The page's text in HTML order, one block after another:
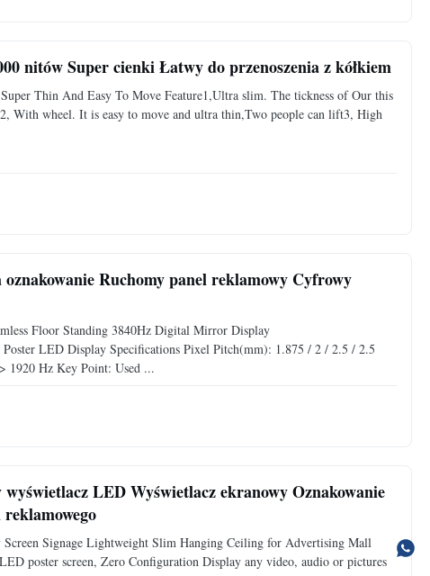
nitów Super cienki Łatwy do przenoszenia z kółkiem
Thin And Easy To Move Feature1,Ultra slim. The tickness of Our this
With wheel. It is easy to move and ultra thin,Two people can lift3, High
Ruchomy panel reklamowy Cyfrowy
Floor Standing 3840Hz Digital Mirror Display
LED Display Specifications Pixel Pitch(mm): 1.875 / 2 / 2.5 / 2.5
1920 Hz Key Point: Used ...
LED Wyświetlacz ekranowy Oznakowanie
Signage Lightweight Slim Hanging Ceiling for Advertising Mall
poster screen, Zero Configuration Display any video, audio or pictures